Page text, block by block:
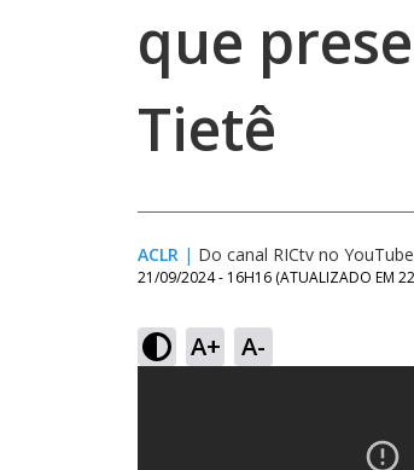
que
Tietê
ACLR | Do canal RICtv no YouTube
21/09/2024 - 16H16 (ATUALIZADO EM
A+ A-